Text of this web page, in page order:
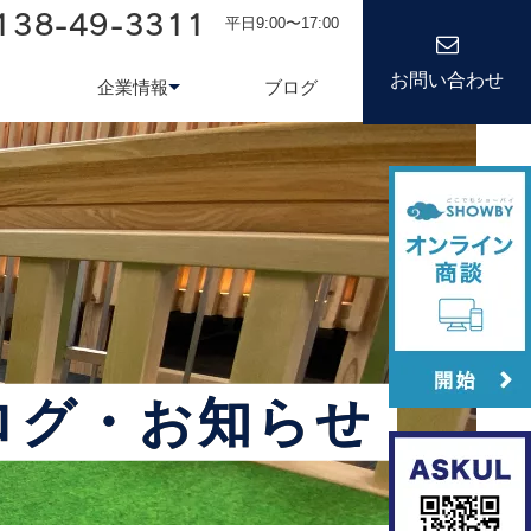
システム kond 光回線
いて 新卒採用
企業情報
会社情報
ブログ
49-3311 平日9:00〜17:00
お問い合わせ
グ・お知らせ